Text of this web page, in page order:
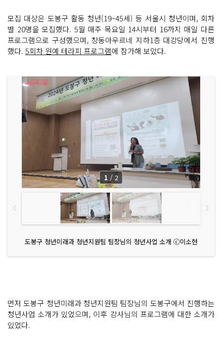
모집 대상은 도봉구 활동 청년(19~45세) 등 서울시 청년이며, 회차
별 20명을 모집했다. 5월 매주 목요일 14시부터 16까지 매일 다른
프로그램으로 구성했으며, 창동아우르네 지하1층 대강당에서 진행
했다. 5회차 원예 테라피 프로그램에 참가해 보았다.
도봉구 청년미래과 청년지원팀 팀장님의 청년사업 소개 ⓒ이소현
1 / 2
먼저 도봉구 청년미래과 청년지원팀 팀장님의 도봉구에서 진행하는
청년사업 소개가 있었으며, 이후 강사님의 프로그램에 대한 소개가
있었다.